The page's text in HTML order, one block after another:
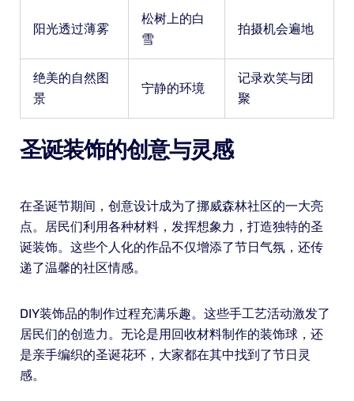
阳光透过薄雾
松树上的白
雪
拍摄机会遍地
绝美的自然图
景
宁静的环境
记录欢笑与团
聚
圣诞装饰的创意与灵感
在圣诞节期间，创意设计成为了挪威森林社区的一大亮
点。居民们利用各种材料，发挥想象力，打造独特的圣
诞装饰。这些个人化的作品不仅增添了节日气氛，还传
递了温馨的社区情感。
DIY装饰品的制作过程充满乐趣。这些手工艺活动激发了
居民们的创造力。无论是用回收材料制作的装饰球，还
是亲手编织的圣诞花环，大家都在其中找到了节日灵
感。